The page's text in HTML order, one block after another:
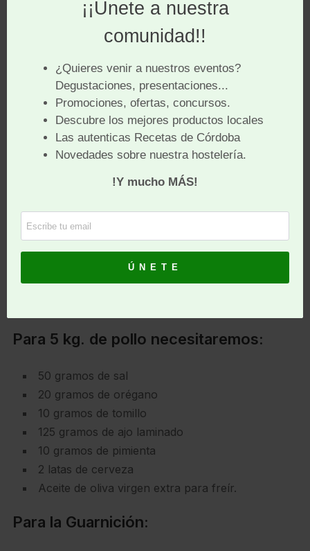
Receta del POLLIFRITO de Mil
Para 5 kg. de pollo necesitaremos:
50 gramos de sal
20 gramos de orégano
10 gramos de tomillo
125 gramos de ajo laminado
10 gramos de pimienta
2 latas de cerveza
Aceite de oliva virgen extra para freír.
Para la Guarnición: